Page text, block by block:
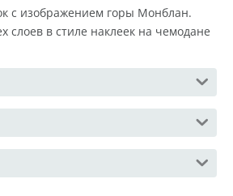
с изображением горы Монблан.
слоев в стиле наклеек на чемодане